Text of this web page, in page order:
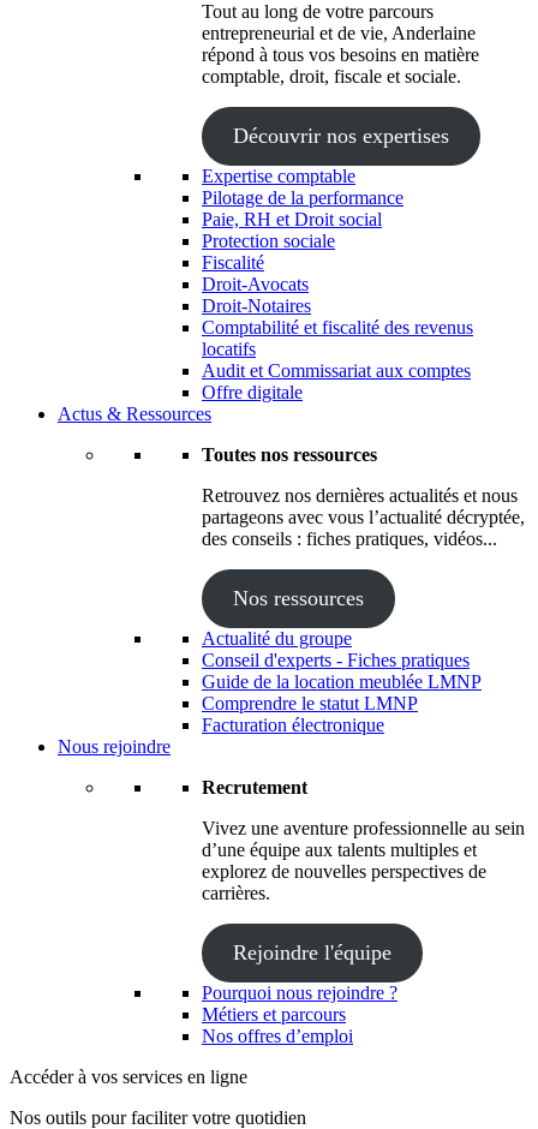
Tout au long de votre parcours
entrepreneurial et de vie, Anderlaine
répond à tous vos besoins en matière
comptable, droit, fiscale et sociale.
Découvrir nos expertises
Expertise comptable
Pilotage de la performance
Paie, RH et Droit social
Protection sociale
Fiscalité
Droit-Avocats
Droit-Notaires
Comptabilité et fiscalité des revenus
locatifs
Audit et Commissariat aux comptes
Offre digitale
Actus & Ressources
Toutes nos ressources
Retrouvez nos dernières actualités et nous
partageons avec vous l’actualité décryptée,
des conseils : fiches pratiques, vidéos...
Nos ressources
Actualité du groupe
Conseil d'experts - Fiches pratiques
Guide de la location meublée LMNP
Comprendre le statut LMNP
Facturation électronique
Nous rejoindre
Recrutement
Vivez une aventure professionnelle au sein
d’une équipe aux talents multiples et
explorez de nouvelles perspectives de
carrières.
Rejoindre l'équipe
Pourquoi nous rejoindre ?
Métiers et parcours
Nos offres d’emploi
Accéder à vos services en ligne
Nos outils pour faciliter votre quotidien